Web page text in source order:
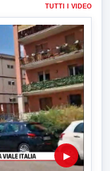
TUTTI I VIDEO
▶